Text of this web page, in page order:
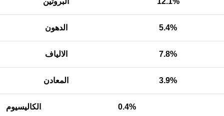
الدهون 5.4%
الالياف 7.8%
المعادن 3.9%
0.4%